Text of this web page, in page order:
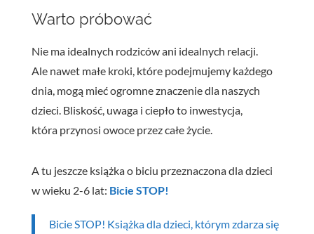
Warto próbować
Nie ma idealnych rodziców ani idealnych relacji.
Ale nawet małe kroki, które podejmujemy każdego
dnia, mogą mieć ogromne znaczenie dla naszych
dzieci. Bliskość, uwaga i ciepło to inwestycja,
która przynosi owoce przez całe życie.
A tu jeszcze książka o biciu przeznaczona dla dzieci
w wieku 2-6 lat: Bicie STOP!
Bicie STOP! Książka dla dzieci, którym zdarza się